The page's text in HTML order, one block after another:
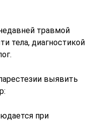
травмой
тела, диагностикой
выявить
при